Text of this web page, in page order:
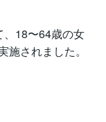
18〜64歳の女
されました。